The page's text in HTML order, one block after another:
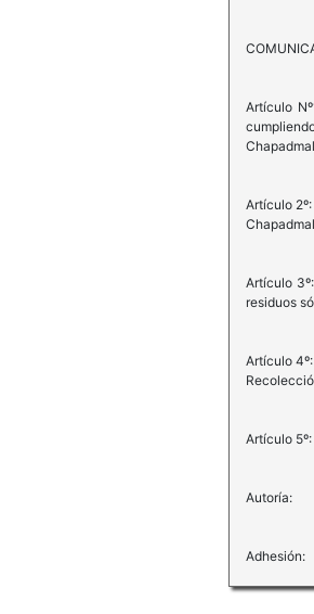
Artículo
Artículo
Artículo
residuos
Artículo
Artículo
Autoría:
Adhesión: